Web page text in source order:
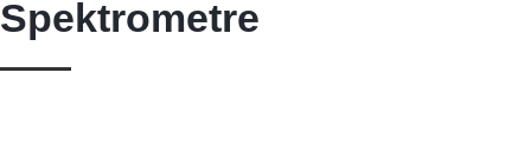
Spektrometre